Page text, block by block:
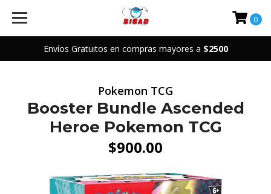
Envíos Gratuitos en compras mayores a $2500
0
Pokemon TCG
Booster Bundle Ascended
Heroe Pokemon TCG
$900.00